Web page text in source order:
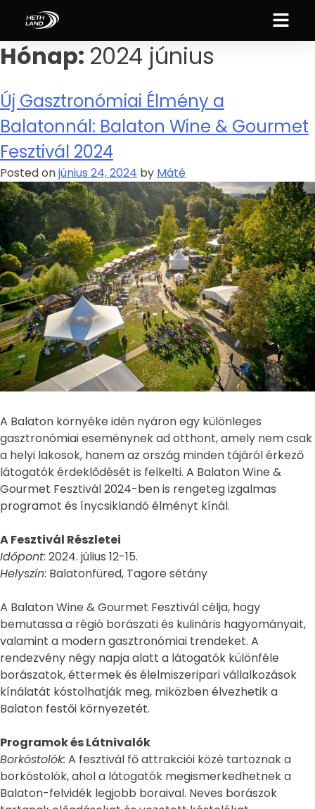
Hónap: 2024 június
Új Gasztronómiai Élmény a
Balatonnál: Balaton Wine & Gourmet
Fesztivál 2024
Posted onjúnius 24, 2024 by Máté
A Balaton környéke idén nyáron egy különleges
gasztronómiai eseménynek ad otthont, amely nem csak
a helyi lakosok, hanem az ország minden tájáról érkező
látogatók érdeklődését is felkelti. A Balaton Wine &
Gourmet Fesztivál 2024-ben is rengeteg izgalmas
programot és ínycsiklandó élményt kínál.
A Fesztivál Részletei
Időpont: 2024. július 12-15.
Helyszín: Balatonfüred, Tagore sétány
A Balaton Wine & Gourmet Fesztivál célja, hogy
bemutassa a régió borászati és kulináris hagyományait,
valamint a modern gasztronómiai trendeket. A
rendezvény négy napja alatt a látogatók különféle
borászatok, éttermek és élelmiszeripari vállalkozások
kínálatát kóstolhatják meg, miközben élvezhetik a
Balaton festői környezetét.
Programok és Látnivalók
Borkóstolók: A fesztivál fő attrakciói közé tartoznak a
borkóstolók, ahol a látogatók megismerkedhetnek a
Balaton-felvidék legjobb boraival. Neves borászok